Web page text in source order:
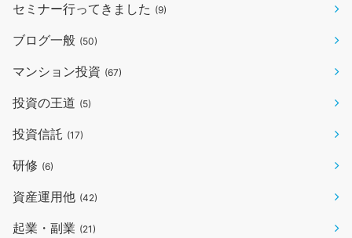
セミナー行ってきました (9)
ブログ一般 (50)
マンション投資 (67)
投資の王道 (5)
投資信託 (17)
研修 (6)
資産運用他 (42)
起業・副業 (21)